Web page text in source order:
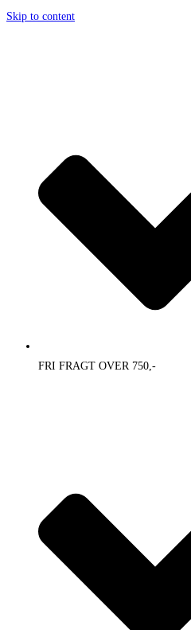
Skip to content
FRI FRAGT OVER 750,-